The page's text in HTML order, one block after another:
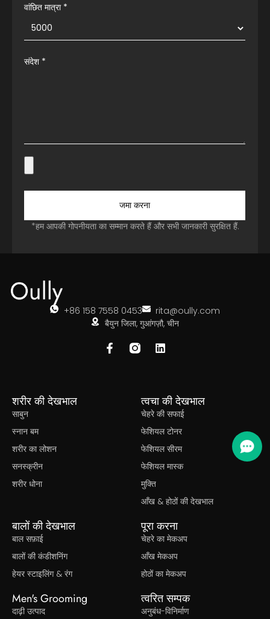
वांछित मात्रा *
संदेश *
जमा करना
*हम आपकी गोपनीयता का सम्मान करते हैं और सभी जानकारी सुरक्षित हैं.
+86 158 7558 0453
rita@oully.com
बैयुन जिला, गुआंगज़ौ, चीन
शरीर की देखभाल
साबुन
स्नान बम
शरीर का लोशन
सनस्क्रीन
शरीर धोना
त्वचा की देखभाल
चेहरे की सफाई
फेशियल टोनर
फेशियल सीरम
फेशियल मास्क
मुक्ति
आँख & होठों की देखभाल
बालों की देखभाल
बाल सफ़ाई
बालों की कंडीशनिंग
हेयर स्टाइलिंग & रंग
पूरा करना
चेहरे का मेकअप
आँख मेकअप
होठों का मेकअप
Men's Grooming
दाढ़ी उत्पाद
त्वरित सम्पक
अनुबंध-विनिर्माण